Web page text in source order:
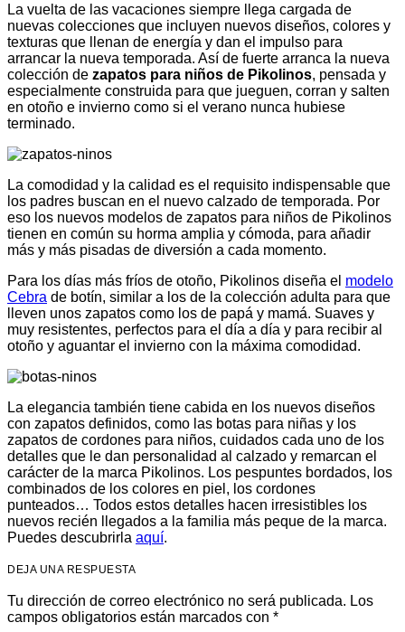
La vuelta de las vacaciones siempre llega cargada de
nuevas colecciones que incluyen nuevos diseños, colores y
texturas que llenan de energía y dan el impulso para
arrancar la nueva temporada. Así de fuerte arranca la nueva
colección de zapatos para niños de Pikolinos, pensada y
especialmente construida para que jueguen, corran y salten
en otoño e invierno como si el verano nunca hubiese
terminado.
La comodidad y la calidad es el requisito indispensable que
los padres buscan en el nuevo calzado de temporada. Por
eso los nuevos modelos de zapatos para niños de Pikolinos
tienen en común su horma amplia y cómoda, para añadir
más y más pisadas de diversión a cada momento.
Para los días más fríos de otoño, Pikolinos diseña el modelo
Cebra de botín, similar a los de la colección adulta para que
lleven unos zapatos como los de papá y mamá. Suaves y
muy resistentes, perfectos para el día a día y para recibir al
otoño y aguantar el invierno con la máxima comodidad.
La elegancia también tiene cabida en los nuevos diseños
con zapatos definidos, como las botas para niñas y los
zapatos de cordones para niños, cuidados cada uno de los
detalles que le dan personalidad al calzado y remarcan el
carácter de la marca Pikolinos. Los pespuntes bordados, los
combinados de los colores en piel, los cordones
punteados… Todos estos detalles hacen irresistibles los
nuevos recién llegados a la familia más peque de la marca.
Puedes descubrirla aquí.
DEJA UNA RESPUESTA
Tu dirección de correo electrónico no será publicada. Los
campos obligatorios están marcados con *